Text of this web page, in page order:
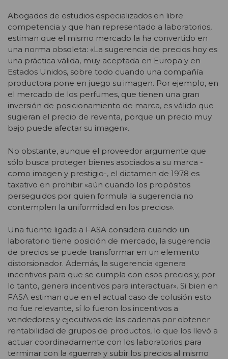
Abogados de estudios especializados en libre
competencia y que han representado a laboratorios,
estiman que el mismo mercado la ha convertido en
una norma obsoleta: «La sugerencia de precios hoy es
una práctica válida, muy aceptada en Europa y en
Estados Unidos, sobre todo cuando una compañía
productora pone en juego su imagen. Por ejemplo, en
el mercado de los perfumes, que tienen una gran
inversión de posicionamiento de marca, es válido que
sugieran el precio de reventa, porque un precio muy
bajo puede afectar su imagen».
No obstante, aunque el proveedor argumente que
sólo busca proteger bienes asociados a su marca -
como imagen y prestigio-, el dictamen de 1978 es
taxativo en prohibir «aún cuando los propósitos
perseguidos por quien formula la sugerencia no
contemplen la uniformidad en los precios».
Una fuente ligada a FASA considera cuando un
laboratorio tiene posición de mercado, la sugerencia
de precios se puede transformar en un elemento
distorsionador. Además, la sugerencia «genera
incentivos para que se cumpla con esos precios y, por
lo tanto, genera incentivos para interactuar». Si bien en
FASA estiman que en el actual caso de colusión esto
no fue relevante, sí lo fueron los incentivos a
vendedores y ejecutivos de las cadenas por obtener
rentabilidad de grupos de productos, lo que los llevó a
actuar coordinadamente con los laboratorios para
terminar con la «guerra» y subir los precios al mismo